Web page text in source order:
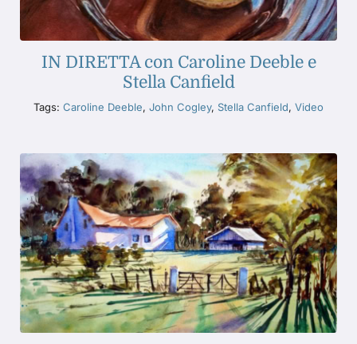
IN DIRETTA con Caroline Deeble e
Stella Canfield
Tags: Caroline Deeble, John Cogley, Stella Canfield, Video